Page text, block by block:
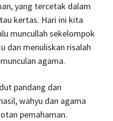
yang tercetak dalam
kertas. Hari ini kita
muncullah sekelompok
dan menuliskan risalah
agama.
pandang dan
wahyu dan agama
pemahaman.